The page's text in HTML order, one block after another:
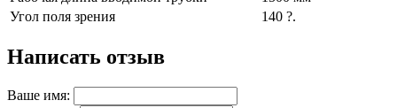
Угол поля зрения
140 ?.
Написать отзыв
Ваше имя: